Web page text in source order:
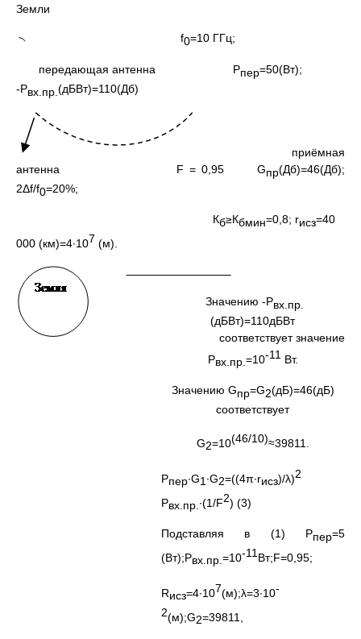
Земли
f0=10 ГГц;
передающая антенна Рпер=50(Вт);
-Рвх.пр. (дБВт)=110(Дб)
приёмная
антенна F = 0,95 Gпр(Дб)=46(Дб);
2Δf/f0=20%;
Кб≥Кбмин=0,8; rисз=40
000 (км)=4∙107 (м).
Значению -Рвх.пр.
(дБВт)=110дБВт
соответствует значение
Рвх.пр. =10-11Вт.
Значению Gпр=G2(дБ)=46(дБ)
соответствует
G2=10(46/10)≈39811.
Рпер∙G1∙G2=((4π∙rисз)/λ)2
Рвх.пр.∙(1/F2) (3)
Подставляя в (1) Рпер=5
(Вт);Рвх.пр.=10-11Вт;F=0,95;
Rисз=4∙107(м);λ=3∙10-
2(м);G2=39811,